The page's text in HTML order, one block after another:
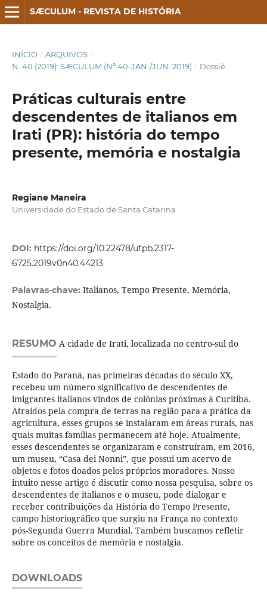
SÆCULUM - REVISTA DE HISTÓRIA
INÍCIO / ARQUIVOS /
N. 40 (2019): SÆCULUM (Nº 40-JAN./JUN. 2019) / Dossiê
Práticas culturais entre
descendentes de italianos em
Irati (PR): história do tempo
presente, memória e nostalgia
Regiane Maneira
Universidade do Estado de Santa Catarina
DOI: https://doi.org/10.22478/ufpb.2317-
6725.2019v0n40.44213
Palavras-chave: Italianos, Tempo Presente, Memória,
Nostalgia.
RESUMO A cidade de Irati, localizada no centro-sul do
Estado do Paraná, nas primeiras décadas do século XX,
recebeu um número significativo de descendentes de
imigrantes italianos vindos de colônias próximas à Curitiba.
Atraídos pela compra de terras na região para a prática da
agricultura, esses grupos se instalaram em áreas rurais, nas
quais muitas famílias permanecem até hoje. Atualmente,
esses descendentes se organizaram e construíram, em 2016,
um museu, “Casa dei Nonni”, que possui um acervo de
objetos e fotos doados pelos próprios moradores. Nosso
intuito nesse artigo é discutir como nossa pesquisa, sobre os
descendentes de italianos e o museu, pode dialogar e
receber contribuições da História do Tempo Presente,
campo historiográfico que surgiu na França no contexto
pós-Segunda Guerra Mundial. Também buscamos refletir
sobre os conceitos de memória e nostalgia.
DOWNLOADS